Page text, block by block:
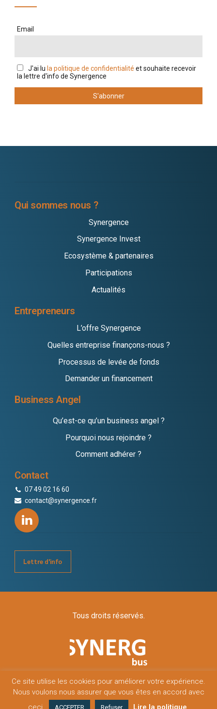
Email
J'ai lu la politique de confidentialité et souhaite recevoir
la lettre d'info de Synergence
Qui sommes nous ?
Synergence
Synergence Invest
Ecosystème & partenaires
Participations
Actualités
Entrepreneurs
L’offre Synergence
Quelles entreprise finançons-nous ?
Processus de levée de fonds
Demander un financement
Business Angel
Qu’est-ce qu’un business angel ?
Pourquoi nous rejoindre ?
Comment adhérer ?
Contact
07 49 02 16 60
contact@synergence.fr
Lettre d'info
Tous droits réservés.
Mentions légales Politique de confidentialité
Ce site utilise les cookies pour améliorer votre expérience.
Nous voulons nous assurer que vous êtes en accord avec
ceci.
ACCEPTER Refuser Lire la politique